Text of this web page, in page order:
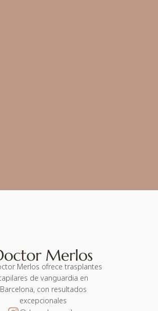
Merlos ofrece trasplantes
de vanguardia en
Barcelona, con resultados
excepcionales